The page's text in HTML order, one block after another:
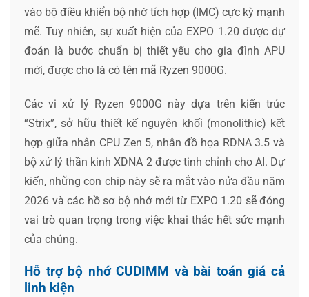
vào bộ điều khiển bộ nhớ tích hợp (IMC) cực kỳ mạnh
mẽ. Tuy nhiên, sự xuất hiện của EXPO 1.20 được dự
đoán là bước chuẩn bị thiết yếu cho gia đình APU
mới, được cho là có tên mã Ryzen 9000G.
Các vi xử lý Ryzen 9000G này dựa trên kiến trúc
“Strix”, sở hữu thiết kế nguyên khối (monolithic) kết
hợp giữa nhân CPU Zen 5, nhân đồ họa RDNA 3.5 và
bộ xử lý thần kinh XDNA 2 được tinh chỉnh cho AI. Dự
kiến, những con chip này sẽ ra mắt vào nửa đầu năm
2026 và các hồ sơ bộ nhớ mới từ EXPO 1.20 sẽ đóng
vai trò quan trọng trong việc khai thác hết sức mạnh
của chúng.
Hỗ trợ bộ nhớ CUDIMM và bài toán giá cả
linh kiện